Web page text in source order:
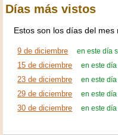
Días más vistos
Estos son los días del mes
9 de diciembre en este día
15 de diciembre en este
23 de diciembre en este
29 de diciembre en este
30 de diciembre en este